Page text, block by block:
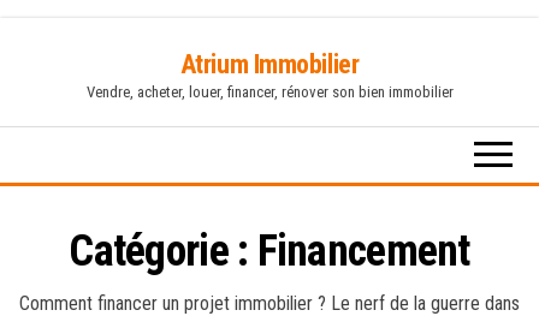
content
Atrium Immobilier
Vendre, acheter, louer, financer, rénover son bien immobilier
Catégorie : Financement
Comment financer un projet immobilier ? Le nerf de la guerre dans